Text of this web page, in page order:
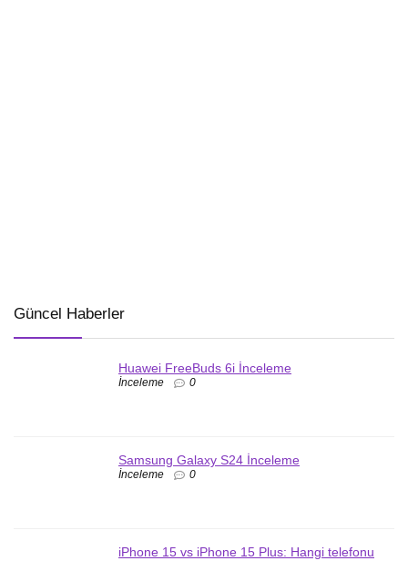
Güncel Haberler
Huawei FreeBuds 6i İnceleme
İnceleme 0
Samsung Galaxy S24 İnceleme
İnceleme 0
iPhone 15 vs iPhone 15 Plus: Hangi telefonu